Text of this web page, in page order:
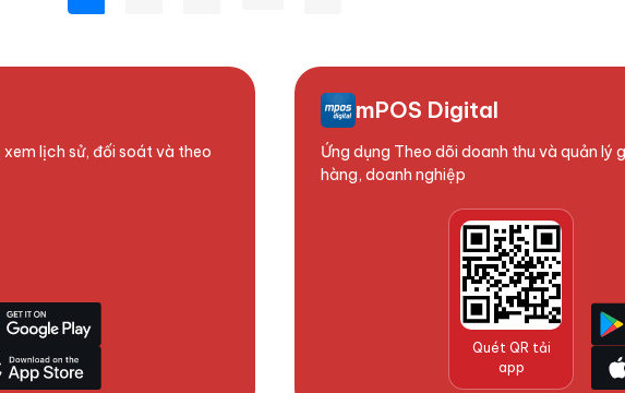
lịch sử, đối soát và theo
mPOS Digital
Ứng dụng Theo dõi doanh thu và quản lý
hàng, doanh nghiệp
Quét QR tải
app